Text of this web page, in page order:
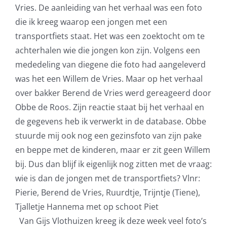
Vries. De aanleiding van het verhaal was een foto
die ik kreeg waarop een jongen met een
transportfiets staat. Het was een zoektocht om te
achterhalen wie die jongen kon zijn. Volgens een
mededeling van diegene die foto had aangeleverd
was het een Willem de Vries. Maar op het verhaal
over bakker Berend de Vries werd gereageerd door
Obbe de Roos. Zijn reactie staat bij het verhaal en
de gegevens heb ik verwerkt in de database. Obbe
stuurde mij ook nog een gezinsfoto van zijn pake
en beppe met de kinderen, maar er zit geen Willem
bij. Dus dan blijf ik eigenlijk nog zitten met de vraag:
wie is dan de jongen met de transportfiets? Vlnr:
Pierie, Berend de Vries, Ruurdtje, Trijntje (Tiene),
Tjalletje Hannema met op schoot Piet
Van Gijs Vlothuizen kreeg ik deze week veel foto’s